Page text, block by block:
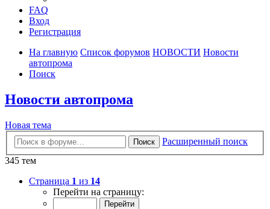
FAQ
Вход
Регистрация
На главную Список форумов НОВОСТИ Новости
автопрома
Поиск
Новости автопрома
Новая тема
Поиск
Расширенный поиск
345 тем
Страница 1 из 14
Перейти на страницу: